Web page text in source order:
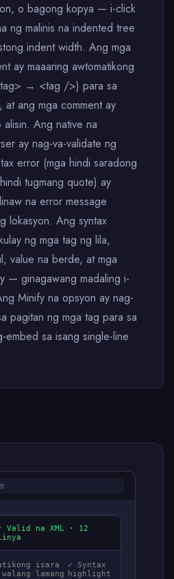
o bagong kopya — i-click
ng malinis na indented tree
indent width. Ang mga
ay maaaring awtomatikong
→ <tag />) para sa
ang mga comment ay
alisin. Ang native na
ay nag-va-validate ng
error (mga hindi saradong
tugmang quote) ay
na error message
lokasyon. Ang syntax
ng mga tag ng lila,
value na berde, at mga
— ginagawang madaling i-
Minify na opsyon ay nag-
pagitan ng mga tag para sa
sa isang single-line
Valid na XML · 12
isara
walang lamang
✓ Syntax
highlight